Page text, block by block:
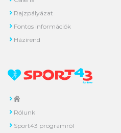
Rajzpályázat
Fontos információk
Házirend
Rólunk
Sport43 programról